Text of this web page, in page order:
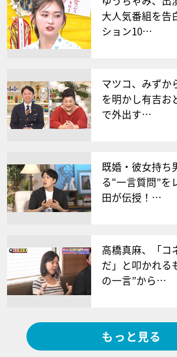
大人気番組を告
ション10…
マツコ、みずか
を明かし有吉お
で外出す…
既婚・彼女持ち
る“一言質問”を
田が伝授！…
高橋真麻、「コ
だ」と叩かれる
の一言”から…
もっと見る